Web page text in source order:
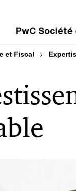
PwC
et Fiscal